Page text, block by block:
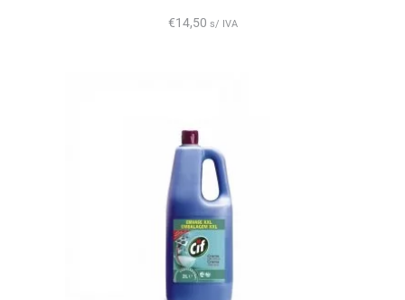
€14,50 s/ IVA